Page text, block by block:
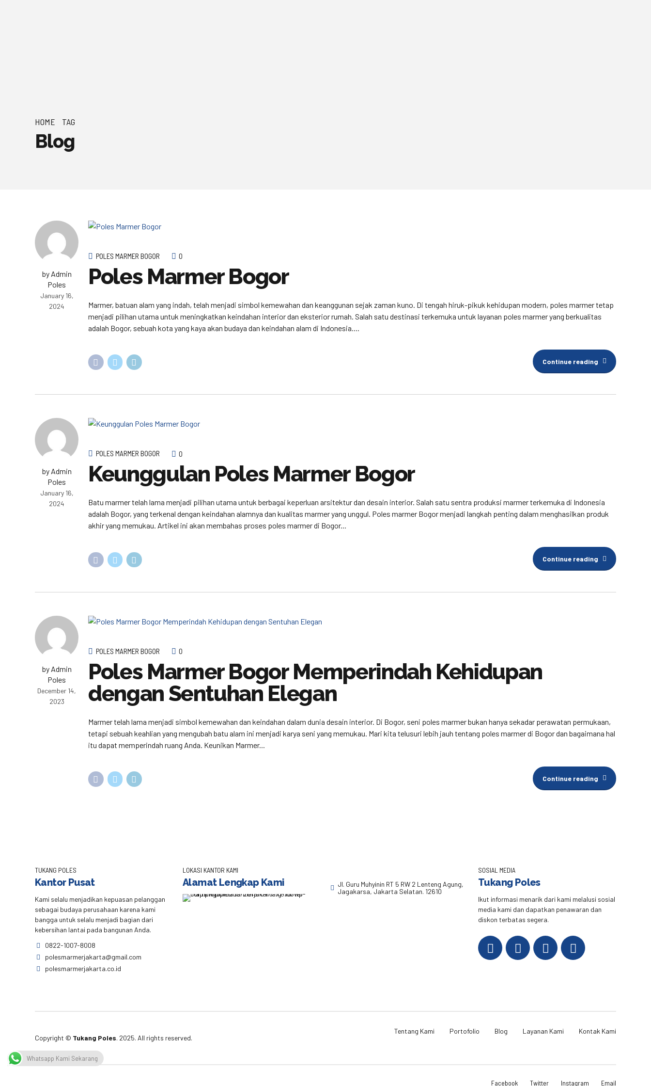
HOME TAG
Blog
by Admin
Poles
January 16,
2024
POLES MARMER BOGOR 0
Poles Marmer Bogor
Marmer, batuan alam yang indah, telah menjadi simbol kemewahan dan keanggunan sejak zaman kuno. Di tengah hiruk-pikuk kehidupan modern, poles marmer tetap
menjadi pilihan utama untuk meningkatkan keindahan interior dan eksterior rumah. Salah satu destinasi terkemuka untuk layanan poles marmer yang berkualitas
adalah Bogor, sebuah kota yang kaya akan budaya dan keindahan alam di Indonesia....
Continue reading
by Admin
Poles
January 16,
2024
POLES MARMER BOGOR 0
Keunggulan Poles Marmer Bogor
Batu marmer telah lama menjadi pilihan utama untuk berbagai keperluan arsitektur dan desain interior. Salah satu sentra produksi marmer terkemuka di Indonesia
adalah Bogor, yang terkenal dengan keindahan alamnya dan kualitas marmer yang unggul. Poles marmer Bogor menjadi langkah penting dalam menghasilkan produk
akhir yang memukau. Artikel ini akan membahas proses poles marmer di Bogor...
Continue reading
by Admin
Poles
December 14,
2023
POLES MARMER BOGOR 0
Poles Marmer Bogor Memperindah Kehidupan
dengan Sentuhan Elegan
Marmer telah lama menjadi simbol kemewahan dan keindahan dalam dunia desain interior. Di Bogor, seni poles marmer bukan hanya sekadar perawatan permukaan,
tetapi sebuah keahlian yang mengubah batu alam ini menjadi karya seni yang memukau. Mari kita telusuri lebih jauh tentang poles marmer di Bogor dan bagaimana hal
itu dapat memperindah ruang Anda. Keunikan Marmer...
Continue reading
TUKANG POLES
Kantor Pusat
Kami selalu menjadikan kepuasan pelanggan
sebagai budaya perusahaan karena kami
bangga untuk selalu menjadi bagian dari
kebersihan lantai pada bangunan Anda.
0822-1007-8008
polesmarmerjakarta@gmail.com
polesmarmerjakarta.co.id
LOKASI KANTOR KAMI
Alamat Lengkap Kami
Jl. Guru Muhyinin RT 5 RW 2 Lenteng Agung,
Jagakarsa, Jakarta Selatan. 12610
SOSIAL MEDIA
Tukang Poles
Ikut informasi menarik dari kami melalusi sosial
media kami dan dapatkan penawaran dan
diskon terbatas segera.
Copyright © Tukang Poles. 2025. All rights reserved.
Tentang Kami Portofolio Blog Layanan Kami Kontak Kami
Facebook Twitter Instagram Email
Whatsapp Kami Sekarang